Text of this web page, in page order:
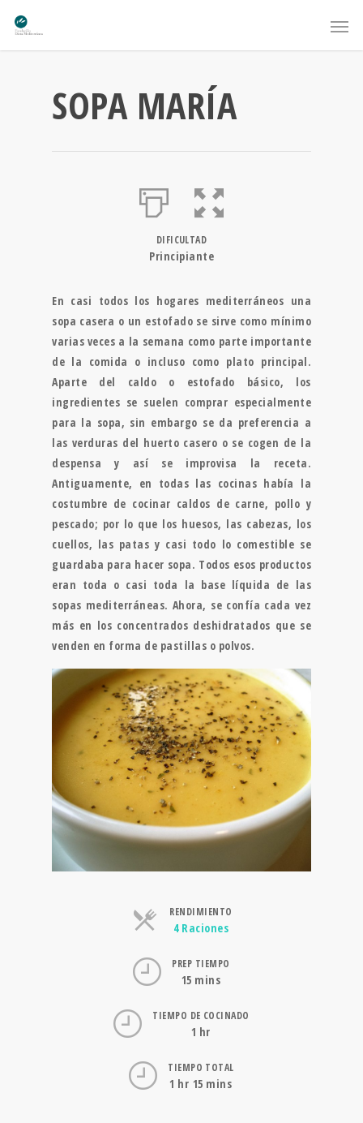
SOPA MARÍA
DIFICULTAD
Principiante
En casi todos los hogares mediterráneos una
sopa casera o un estofado se sirve como mínimo
varias veces a la semana como parte importante
de la comida o incluso como plato principal.
Aparte del caldo o estofado básico, los
ingredientes se suelen comprar especialmente
para la sopa, sin embargo se da preferencia a
las verduras del huerto casero o se cogen de la
despensa y así se improvisa la receta.
Antiguamente, en todas las cocinas había la
costumbre de cocinar caldos de carne, pollo y
pescado; por lo que los huesos, las cabezas, los
cuellos, las patas y casi todo lo comestible se
guardaba para hacer sopa. Todos esos productos
eran toda o casi toda la base líquida de las
sopas mediterráneas. Ahora, se confía cada vez
más en los concentrados deshidratados que se
venden en forma de pastillas o polvos.
RENDIMIENTO
4 RacionesRaciones
PREP TIEMPO
15 mins
TIEMPO DE COCINADO
1 hr
TIEMPO TOTAL
1 hr 15 mins